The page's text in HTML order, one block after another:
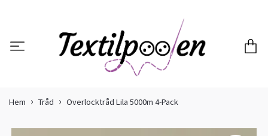
Hem Tråd Overlocktråd Lila 5000m 4-Pack